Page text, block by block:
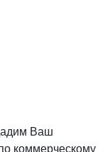
Ваш
коммерческому